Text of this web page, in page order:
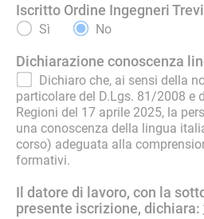
Iscritto Ordine Ingegneri
Sì No
Dichiarazione conoscenza
Dichiaro che, ai sensi della
particolare del D.Lgs. 81/2008 e
Regioni del 17 aprile 2025, la
una conoscenza della lingua
corso) adeguata alla
formativi.
Il datore di lavoro, con la
presente iscrizione, dichiara: